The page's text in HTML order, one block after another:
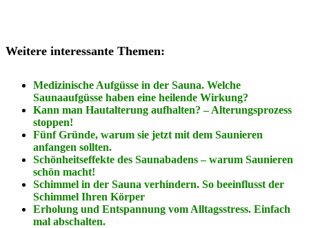
Weitere interessante Themen:
Medizinische Aufgüsse in der Sauna. Welche
Saunaaufgüsse haben eine heilende Wirkung?
Kann man Hautalterung aufhalten? – Alterungsprozess
stoppen!
Fünf Gründe, warum sie jetzt mit dem Saunieren
anfangen sollten.
Schönheitseffekte des Saunabadens – warum Saunieren
schön macht!
Schimmel in der Sauna verhindern. So beeinflusst der
Schimmel Ihren Körper
Erholung und Entspannung vom Alltagsstress. Einfach
mal abschalten.